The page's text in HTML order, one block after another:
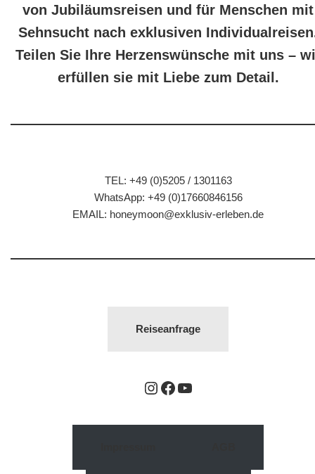
von Jubiläumsreisen und für Menschen mit
Sehnsucht nach exklusiven
Teilen Sie Ihre Herzenswünsche mit uns –
erfüllen sie mit Liebe zum Detail.
TEL: +49 (0)5205 / 1301163
WhatsApp: +49 (0)17660846156
EMAIL: honeymoon@exklusiv-erleben.de
Reiseanfrage